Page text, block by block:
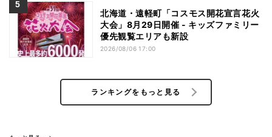
北海道・遠軽町「コスモス開花宣言花火
大会」8月29日開催 - キッズファミリー
優先観覧エリアも新設
2026/08/06 17:00
ランキングをもっと見る